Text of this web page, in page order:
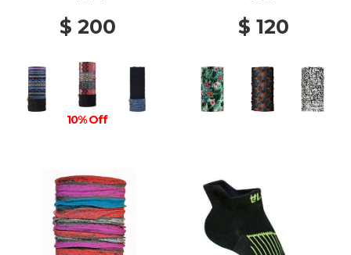
$ 200
10% Off
$ 120